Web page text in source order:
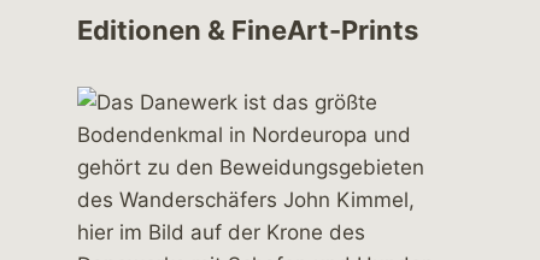
Editionen & FineArt-Prints